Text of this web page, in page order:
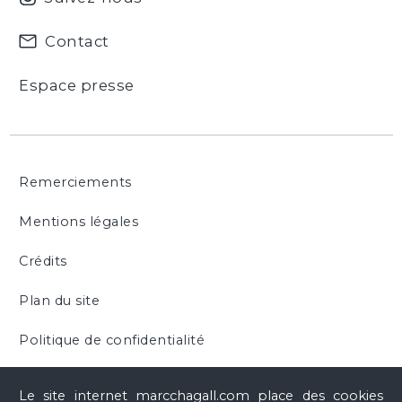
Le site internet marcchagall.com place des cookies
Contact
Espace presse
Remerciements
Mentions légales
Crédits
Plan du site
Politique de confidentialité